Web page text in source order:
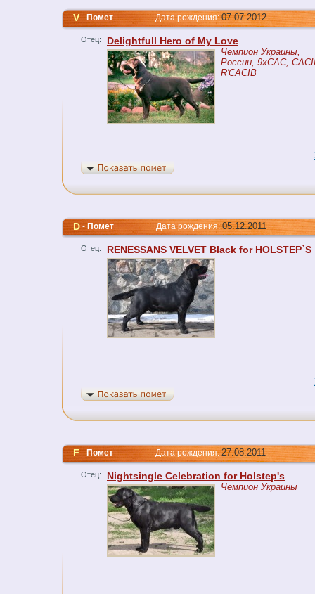
V-ПометДата рождения:07.07.2012
Отец: Delightfull Hero of My Love
Чемпион Украины,
России, 9xCAC,
R'CACIB
D-ПометДата рождения:05.12.2011
Отец: RENESSANS VELVET Black for HOLSTEP`S
F-ПометДата рождения:27.08.2011
Отец: Nightsingle Celebration for Holstep's
Чемпион Украины